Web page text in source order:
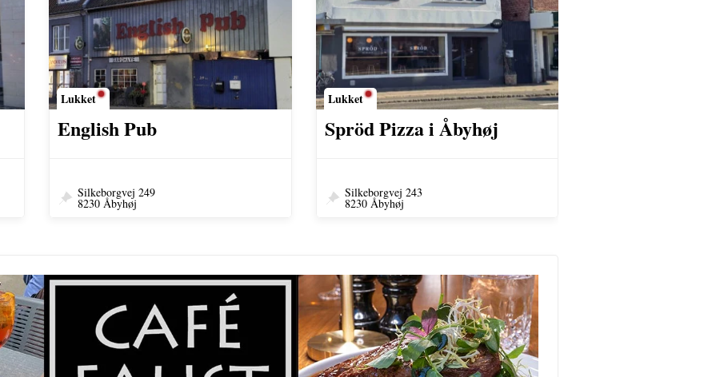
Lukket
English Pub
Silkeborgvej 249
8230 Åbyhøj
Lukket
Spröd Pizza i Åbyhøj
Silkeborgvej 243
8230 Åbyhøj